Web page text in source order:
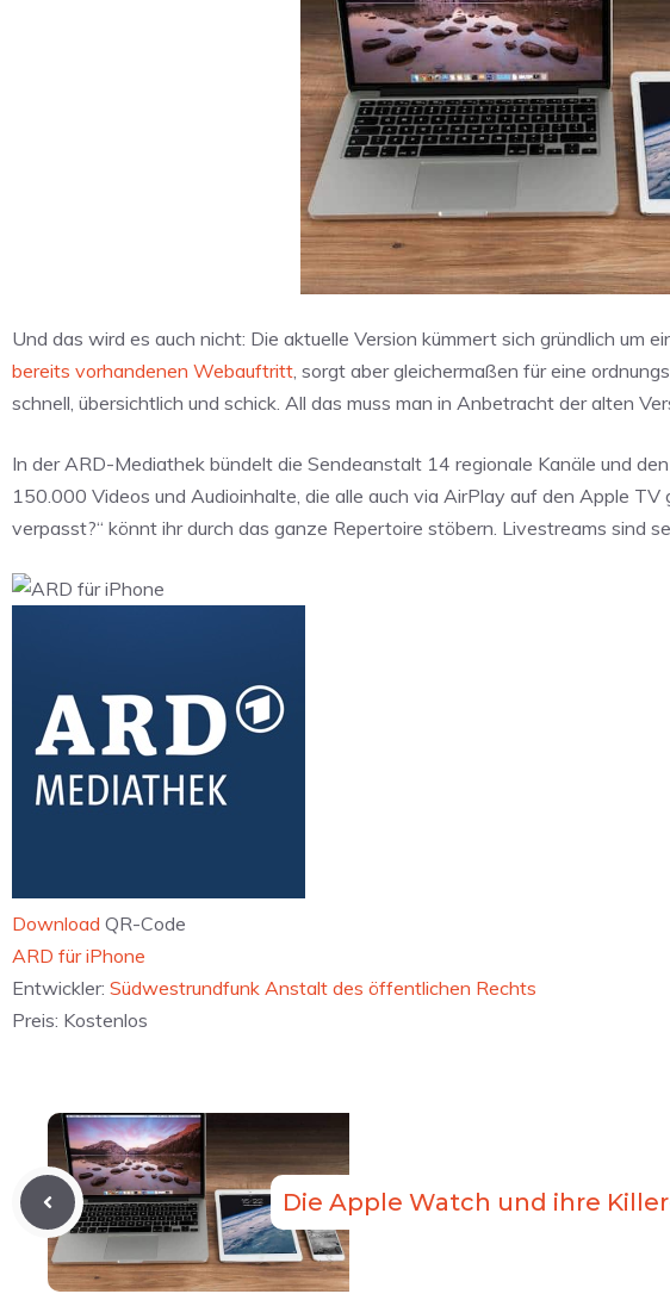
Und das wird es auch nicht: Die aktuelle Version kümmert sich gründlich um
bereits vorhandenen Webauftritt, sorgt aber gleichermaßen für eine
schnell, übersichtlich und schick. All das muss man in Anbetracht der alten
In der ARD-Mediathek bündelt die Sendeanstalt 14 regionale Kanäle und
150.000 Videos und Audioinhalte, die alle auch via AirPlay auf den Apple
verpasst?“ könnt ihr durch das ganze Repertoire stöbern. Livestreams sind
Download QR-Code
ARD für iPhone
Entwickler: Südwestrundfunk Anstalt des öffentlichen Rechts
Preis: Kostenlos
Die Apple Watch und ihre